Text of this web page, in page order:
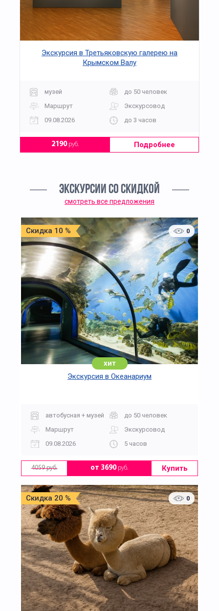
Экскурсия в Третьяковскую галерею на
Крымском Валу
музей
до 50 человек
Маршрут
Экскурсовод
09.08.2026
до 3 часов
2190руб. Подробнее
ЭКСКУРСИИ СО СКИДКОЙ
смотреть все предложения
Скидка 10 % 0
хит
Экскурсия в Океанариум
автобусная + музей
до 50 человек
Маршрут
Экскурсовод
09.08.2026
5 часов
4059 руб. от 3690руб. Купить
Скидка 20 % 0